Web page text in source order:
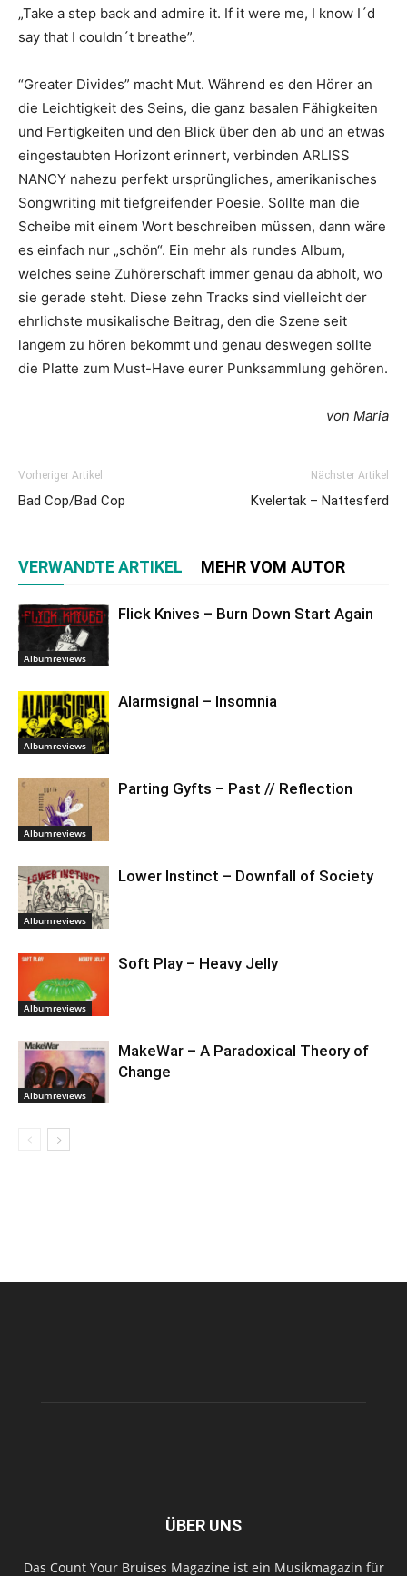
„Take a step back and admire it. If it were me, I know I´d
say that I couldn´t breathe”.
“Greater Divides” macht Mut. Während es den Hörer an
die Leichtigkeit des Seins, die ganz basalen Fähigkeiten
und Fertigkeiten und den Blick über den ab und an etwas
eingestaubten Horizont erinnert, verbinden ARLISS
NANCY nahezu perfekt ursprüngliches, amerikanisches
Songwriting mit tiefgreifender Poesie. Sollte man die
Scheibe mit einem Wort beschreiben müssen, dann wäre
es einfach nur „schön“. Ein mehr als rundes Album,
welches seine Zuhörerschaft immer genau da abholt, wo
sie gerade steht. Diese zehn Tracks sind vielleicht der
ehrlichste musikalische Beitrag, den die Szene seit
langem zu hören bekommt und genau deswegen sollte
die Platte zum Must-Have eurer Punksammlung gehören.
von Maria
Vorheriger Artikel
Bad Cop/Bad Cop
Nächster Artikel
Kvelertak – Nattesferd
VERWANDTE ARTIKEL MEHR VOM AUTOR
Albumreviews
Flick Knives – Burn Down Start Again
Albumreviews
Alarmsignal – Insomnia
Albumreviews
Parting Gyfts – Past // Reflection
Albumreviews
Lower Instinct – Downfall of Society
Albumreviews
Soft Play – Heavy Jelly
Albumreviews
MakeWar – A Paradoxical Theory of
Change
ÜBER UNS
Das Count Your Bruises Magazine ist ein Musikmagazin für